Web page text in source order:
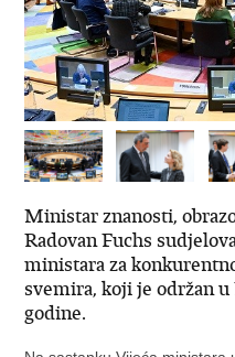
Ministar znanosti,
Radovan Fuchs
ministara za
svemira, koji je održan u
godine.